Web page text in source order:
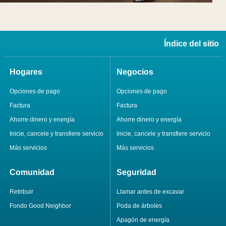
Índice del sitio
Hogares
Opciones de pago
Factura
Ahorre dinero y energía
Inicie, cancele y transfiere servicio
Más servicios
Negocios
Opciones de pago
Factura
Ahorre dinero y energía
Inicie, cancele y transfiere servicio
Más servicios
Comunidad
Retribuir
Fondo Good Neighbor
Seguridad
Llamar antes de excavar
Poda de árboles
Apagón de energía